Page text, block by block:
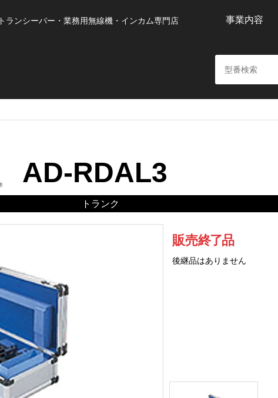
トランシーバー・業務用無線機・インカム専門店 事業内容
AD-RDAL3
トランク
販売終了品
後継品はありません